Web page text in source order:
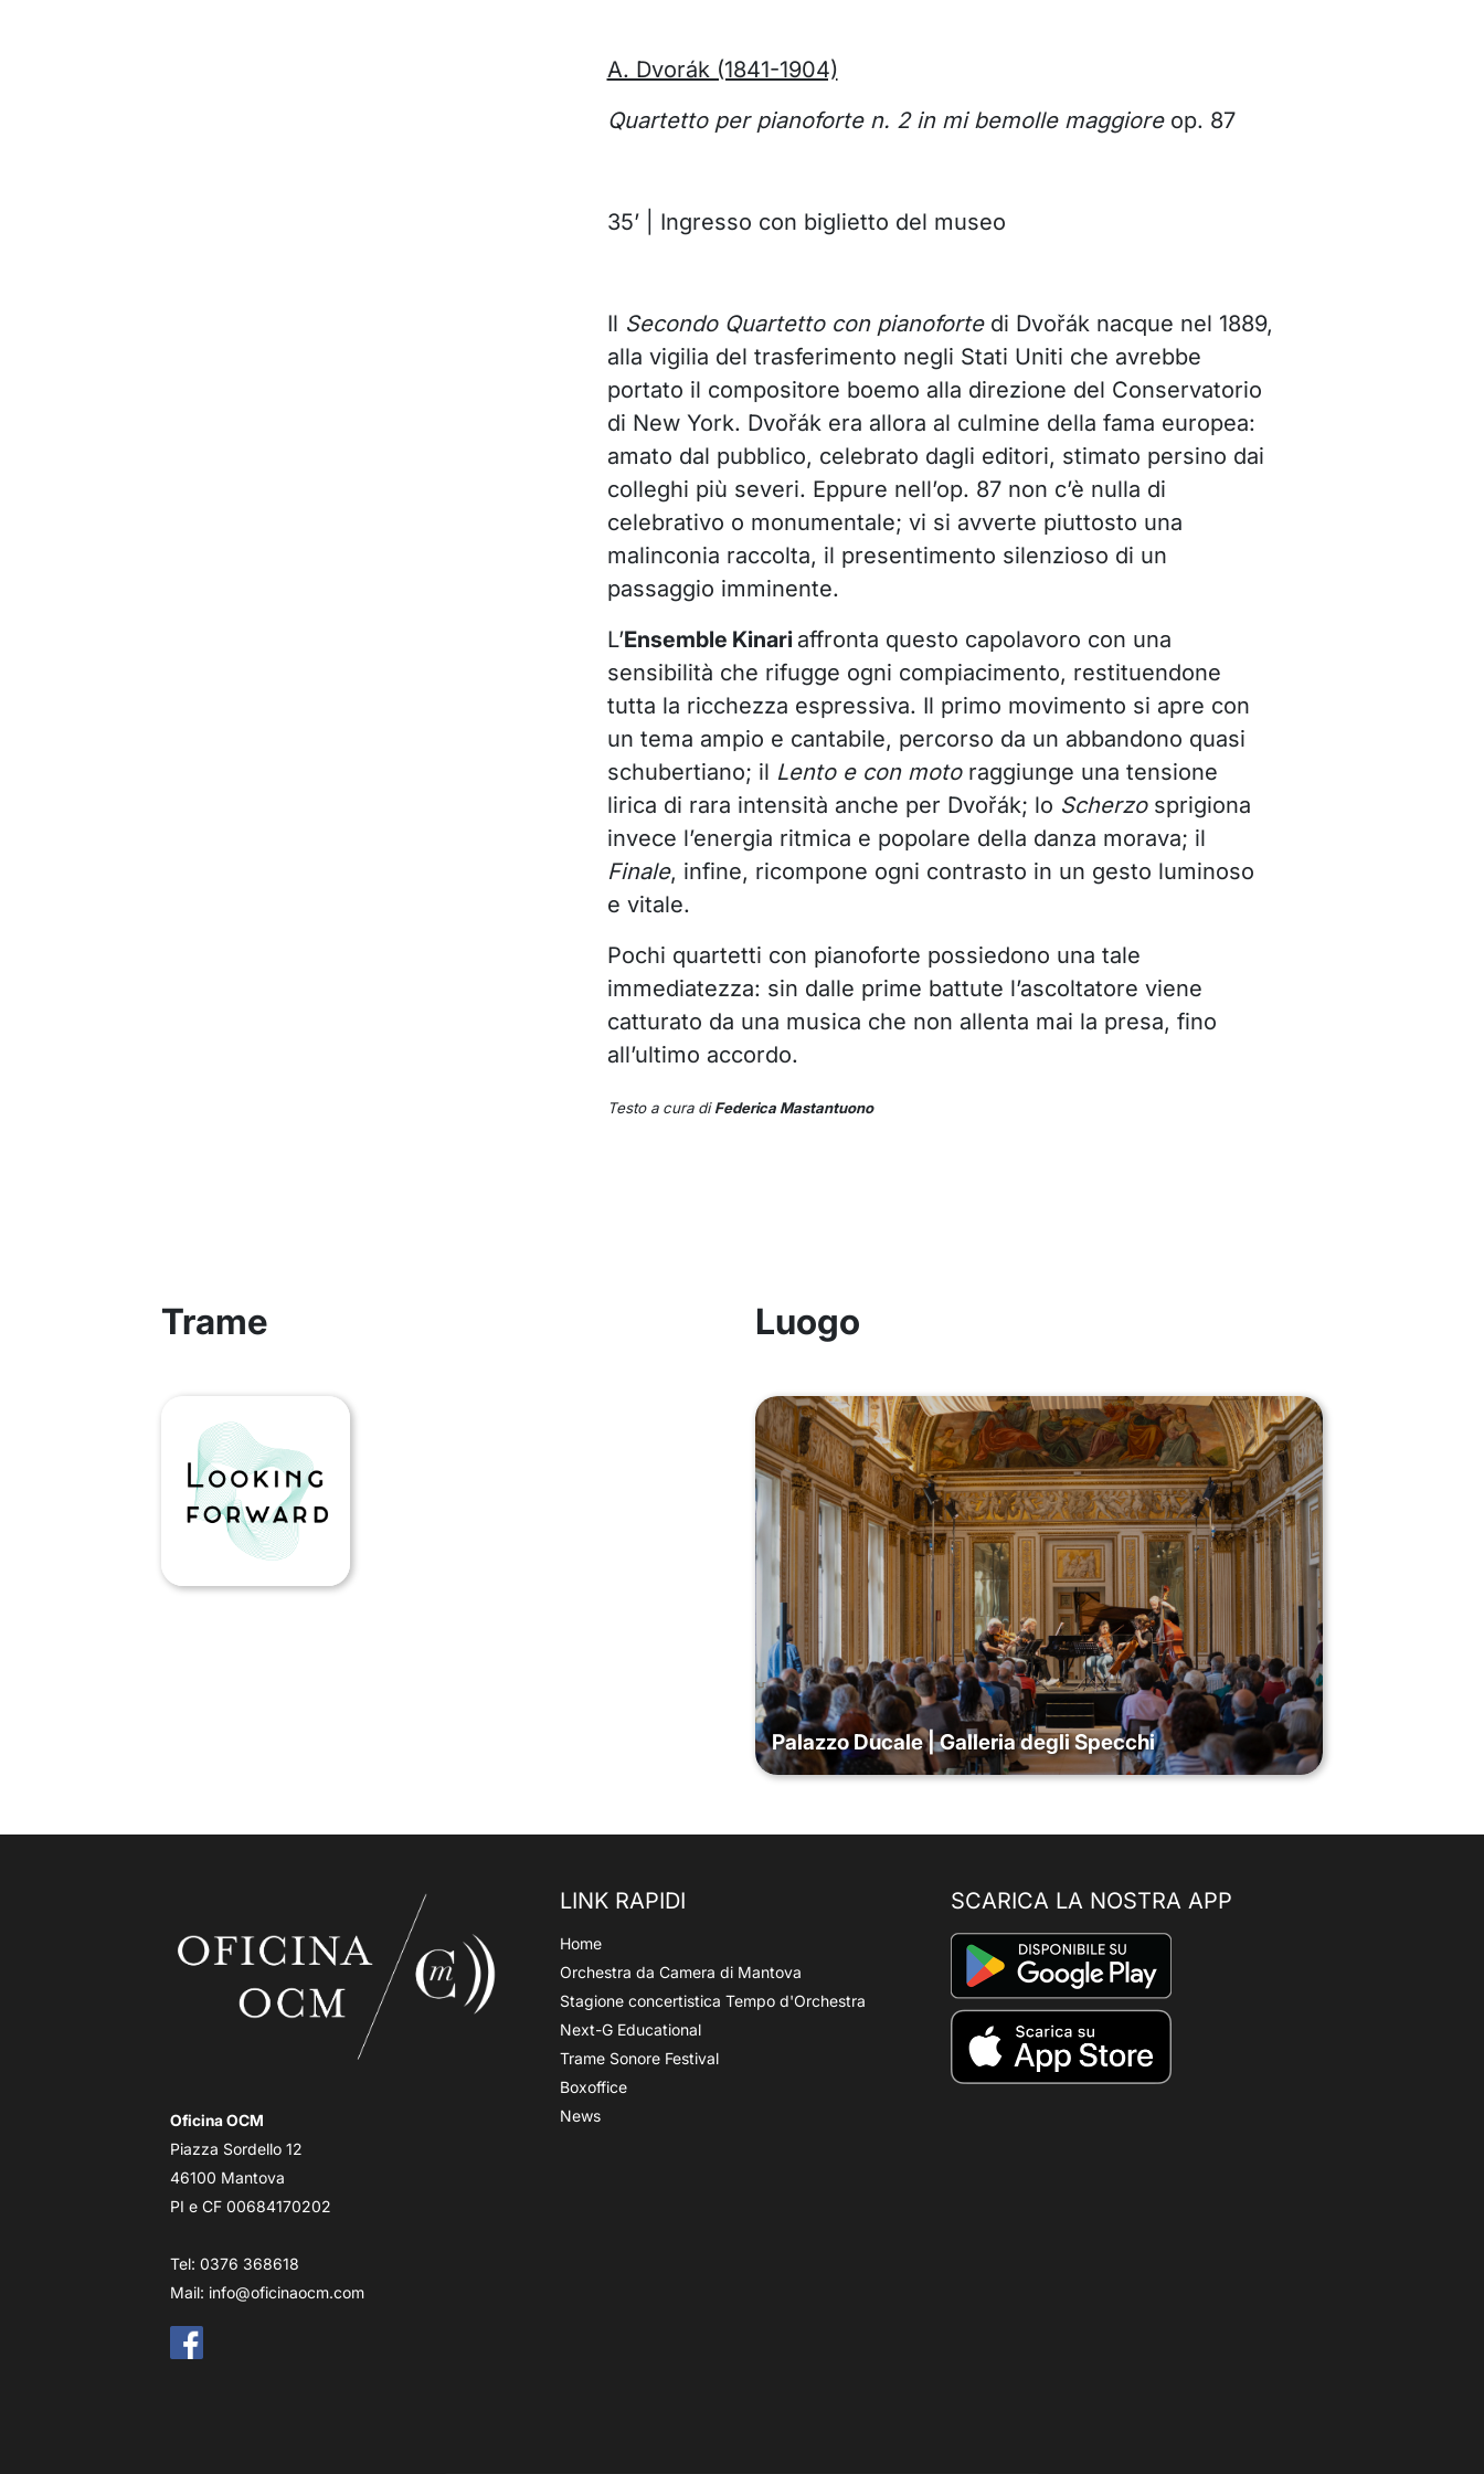
A. Dvorák (1841-1904)
Quartetto per pianoforte n. 2 in mi bemolle maggioreop. 87
35’ | Ingresso con biglietto del museo
Il Secondo Quartetto con pianofortedi Dvořák nacque nel 1889,
alla vigilia del trasferimento negli Stati Uniti che avrebbe
portato il compositore boemo alla direzione del Conservatorio
di New York. Dvořák era allora al culmine della fama europea:
amato dal pubblico, celebrato dagli editori, stimato persino dai
colleghi più severi. Eppure nell’op. 87 non c’è nulla di
celebrativo o monumentale; vi si avverte piuttosto una
malinconia raccolta, il presentimento silenzioso di un
passaggio imminente.
L’Ensemble Kinari affronta questo capolavoro con una
sensibilità che rifugge ogni compiacimento, restituendone
tutta la ricchezza espressiva. Il primo movimento si apre con
un tema ampio e cantabile, percorso da un abbandono quasi
schubertiano; il Lento e con motoraggiunge una tensione
lirica di rara intensità anche per Dvořák; lo Scherzosprigiona
invece l’energia ritmica e popolare della danza morava; il
Finale, infine, ricompone ogni contrasto in un gesto luminoso
e vitale.
Pochi quartetti con pianoforte possiedono una tale
immediatezza: sin dalle prime battute l’ascoltatore viene
catturato da una musica che non allenta mai la presa, fino
all’ultimo accordo.
Testo a cura diFederica Mastantuono
Trame Luogo
Palazzo Ducale | Galleria degli Specchi
Oficina OCM
Piazza Sordello 12
46100 Mantova
PI e CF 00684170202
Tel: 0376 368618
Mail: info@oficinaocm.com
LINK RAPIDI
Home
Orchestra da Camera di Mantova
Stagione concertistica Tempo d'Orchestra
Next-G Educational
Trame Sonore Festival
Boxoffice
News
SCARICA LA NOSTRA APP